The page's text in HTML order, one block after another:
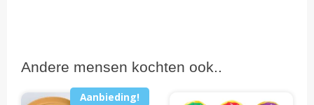
Andere mensen kochten ook..
Aanbieding!